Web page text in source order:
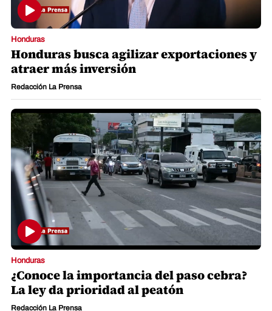
Honduras
Honduras busca agilizar exportaciones y
atraer más inversión
Redacción La Prensa
Honduras
¿Conoce la importancia del paso cebra?
La ley da prioridad al peatón
Redacción La Prensa